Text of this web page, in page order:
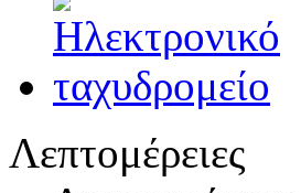
Λεπτομέρειες